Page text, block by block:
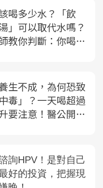
喝多少水？「飲
」可以取代水嗎？
教你判斷：你喝水
生不成，為何恐致
中毒」？一天喝超過
要注意！醫公開水